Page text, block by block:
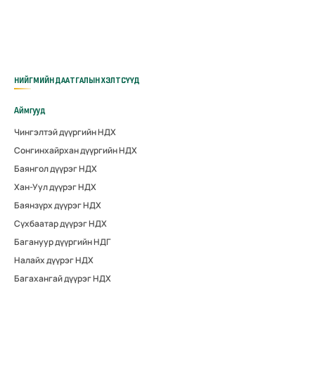
НИЙГМИЙН ДААТГАЛЫН ХЭЛТСҮҮД
Аймгууд
Чингэлтэй дүүргийн НДХ
Сонгинхайрхан дүүргийн НДХ
Баянгол дүүрэг НДХ
Хан-Уул дүүрэг НДХ
Баянзүрх дүүрэг НДХ
Сүхбаатар дүүрэг НДХ
Багануур дүүргийн НДГ
Налайх дүүрэг НДХ
Багахангай дүүрэг НДХ